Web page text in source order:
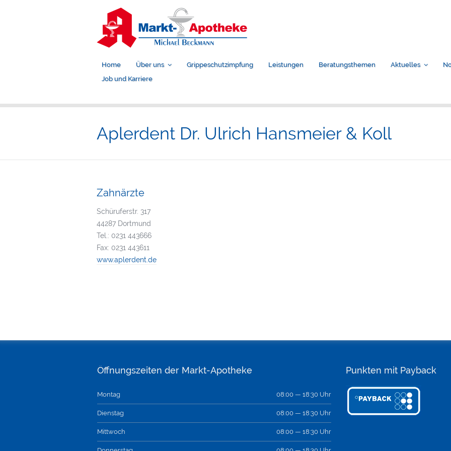
Home Über uns Grippeschutzimpfung Leistungen Beratungsthemen Aktuelles
Job und Karriere
Aplerdent Dr. Ulrich Hansmeier & Koll
Zahnärzte
Schüruferstr. 317
44287 Dortmund
Tel.: 0231 443666
Fax: 0231 443611
www.aplerdent.de
Öffnungszeiten der Markt-Apotheke
Montag 08:00 — 18:30 Uhr
Dienstag 08:00 — 18:30 Uhr
Mittwoch 08:00 — 18:30 Uhr
Punkten mit Payback